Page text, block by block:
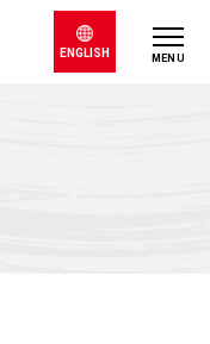
MENU
ENGLISH